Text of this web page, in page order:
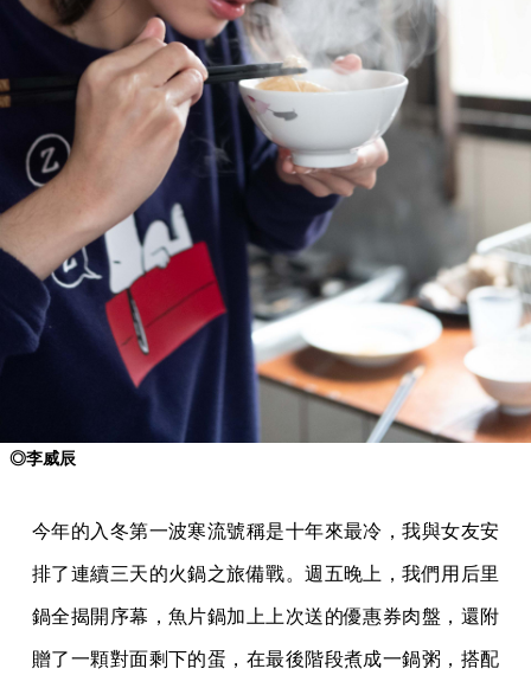
◎李威辰
今年的入冬第一波寒流號稱是十年來最冷，我與女友安
排了連續三天的火鍋之旅備戰。週五晚上，我們用后里
鍋全揭開序幕，魚片鍋加上上次送的優惠券肉盤，還附
贈了一顆對面剩下的蛋，在最後階段煮成一鍋粥，搭配